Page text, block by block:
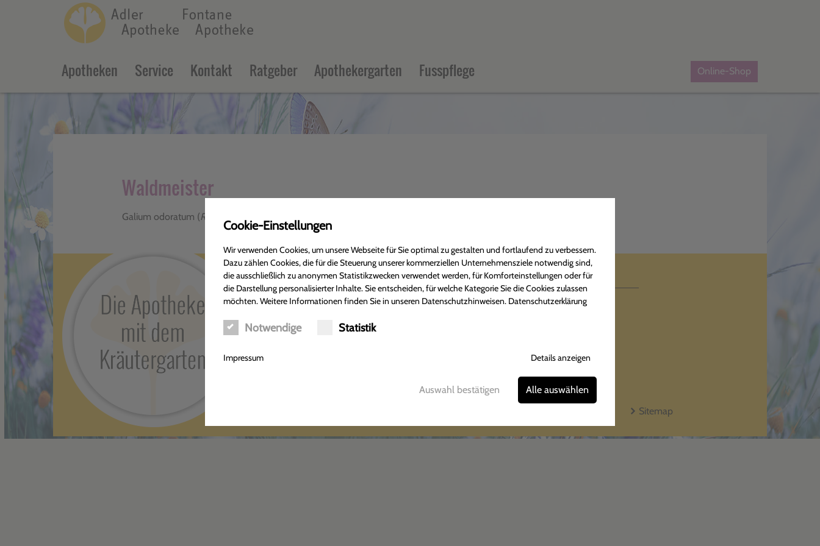
Apotheken Service Kontakt Ratgeber Apothekergarten Fusspflege Online-Shop
Waldmeister
Galium odoratum (Rubiaceae
Adler Apotheke
Tobias Münkner
Hildesheimer Straße 372
Öffnungszeiten
Montag-Freitag:
07:30 - 18:30 Uhr
Sitemap
Cookie-Einstellungen
Wir verwenden Cookies, um unsere Webseite für Sie optimal zu gestalten und fortlaufend zu verbessern.
Dazu zählen Cookies, die für die Steuerung unserer kommerziellen Unternehmensziele notwendig sind,
die ausschließlich zu anonymen Statistikzwecken verwendet werden, für Komforteinstellungen oder für
die Darstellung personalisierter Inhalte. Sie entscheiden, für welche Kategorie Sie die Cookies zulassen
möchten. Weitere Informationen finden Sie in unseren Datenschutzhinweisen. Datenschutzerklärung
Notwendige Statistik
Impressum Details anzeigen
Auswahl bestätigen Alle auswählen